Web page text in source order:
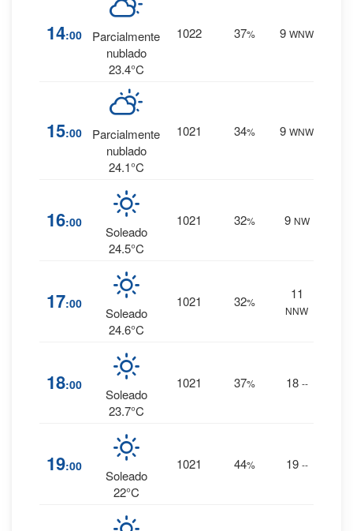
14:00
Parcialmente
nublado
23.4°C
1022 37% 9 WNW
15:00
Parcialmente
nublado
24.1°C
1021 34% 9 WNW
16:00
Soleado
24.5°C
1021 32% 9 NW
17:00
Soleado
24.6°C
1021 32%
11
NNW
18:00
Soleado
23.7°C
1021 37% 18 --
19:00
Soleado
22°C
1021 44% 19 --